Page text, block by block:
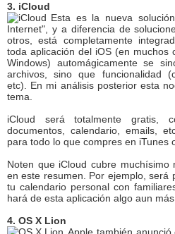
3. iCloud
Esta es la nueva
Internet", y a diferencia de
otros, está completamente
toda aplicación del iOS (en muchos
Windows) automágicamente se
archivos, sino que funcionalidad
etc). En mi análisis posterior esta
tema.
iCloud será totalmente gratis,
documentos, calendario, emails,
para todo lo que compres en iTunes
Noten que iCloud cubre
en este resumen. Por ejemplo, será
tu calendario personal con
hará de esta aplicación algo aun
4. OS X Lion